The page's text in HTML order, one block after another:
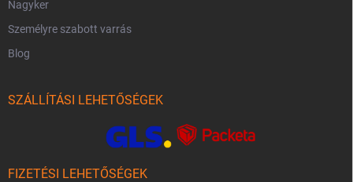
Nagyker
Személyre szabott varrás
Blog
SZÁLLÍTÁSI LEHETŐSÉGEK
FIZETÉSI LEHETŐSÉGEK